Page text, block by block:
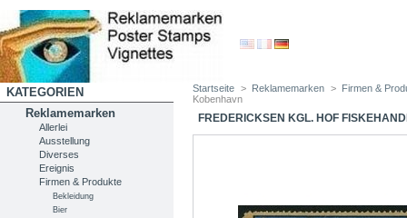
KATEGORIEN
Reklamemarken
Allerlei
Ausstellung
Diverses
Ereignis
Firmen & Produkte
Bekleidung
Bier
Startseite > Reklamemarken >
Firmen &
Kobenhavn
FREDERICKSEN KGL. HOF